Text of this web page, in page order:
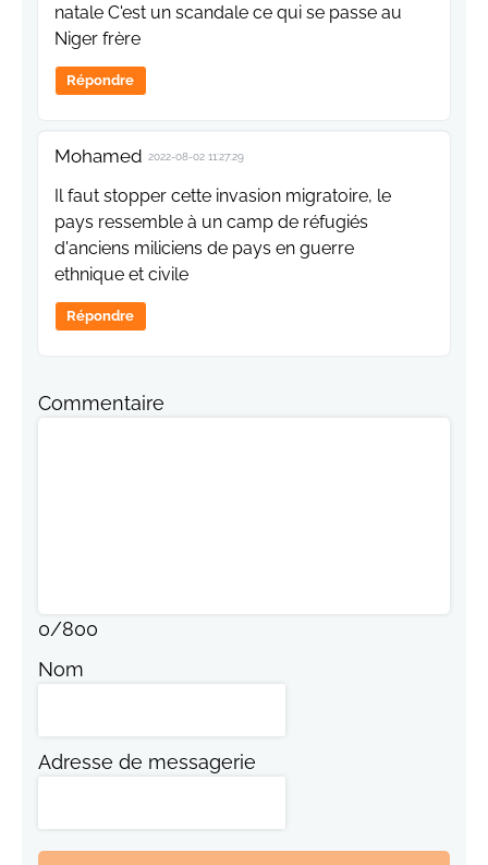
natale C'est un scandale ce qui se passe au
Niger frère
Répondre
Mohamed 2022-08-02 11:27:29
Il faut stopper cette invasion migratoire, le
pays ressemble à un camp de réfugiés
d'anciens miliciens de pays en guerre
ethnique et civile
Répondre
Commentaire
0/800
Nom
Adresse de messagerie